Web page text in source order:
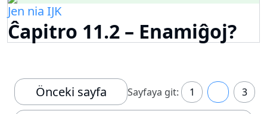
Jen nia IJK
Ĉapitro 11.2 – Enamiĝoj?
Önceki sayfa Sayfaya git: 1 3